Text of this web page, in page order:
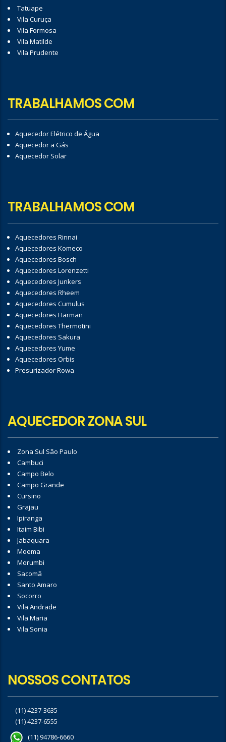
Tatuape
Vila Curuça
Vila Formosa
Vila Matilde
Vila Prudente
TRABALHAMOS COM
Aquecedor Elétrico de Água
Aquecedor a Gás
Aquecedor Solar
TRABALHAMOS COM
Aquecedores Rinnai
Aquecedores Komeco
Aquecedores Bosch
Aquecedores Lorenzetti
Aquecedores Junkers
Aquecedores Rheem
Aquecedores Cumulus
Aquecedores Harman
Aquecedores Thermotini
Aquecedores Sakura
Aquecedores Yume
Aquecedores Orbis
Presurizador Rowa
AQUECEDOR ZONA SUL
Zona Sul São Paulo
Cambuci
Campo Belo
Campo Grande
Cursino
Grajau
Ipiranga
Itaim Bibi
Jabaquara
Moema
Morumbi
Sacomã
Santo Amaro
Socorro
Vila Andrade
Vila Maria
Vila Sonia
NOSSOS CONTATOS
(11) 4237-3635
(11) 4237-6555
(11) 94786-6660